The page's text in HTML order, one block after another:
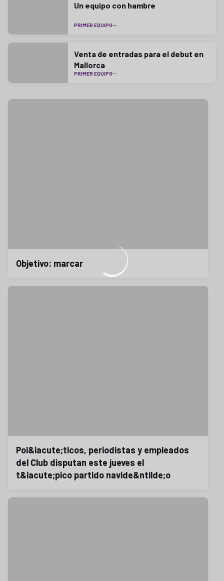
Un equipo con hambre
PRIMER EQUIPO
Venta de entradas para el debut en
Mallorca
PRIMER EQUIPO
Objetivo: marcar
Pol&iacute;ticos, periodistas y empleados
del Club disputan este jueves el
t&iacute;pico partido navide&ntilde;o